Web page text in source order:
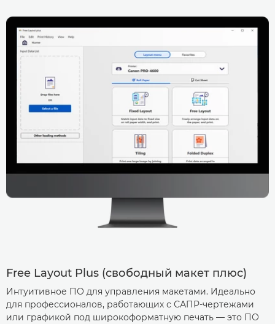
Free Layout Plus (свободный макет плюс)
Интуитивное ПО для управления макетами. Идеально
для профессионалов, работающих с САПР-чертежами
или графикой под широкоформатную печать — это ПО